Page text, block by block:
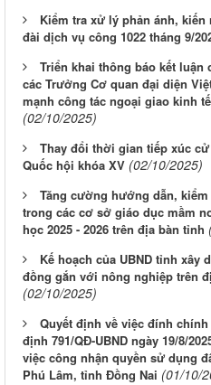
Kiểm tra xử lý phản ánh,
đài dịch vụ công 1022 tháng 9/
Triển khai thông báo kết
các Trưởng Cơ quan đại diện
mạnh công tác ngoại giao kinh
(02/10/2025)
Thay đổi thời gian tiếp xúc
Quốc hội khóa XV (02/10/2025)
Tăng cường hướng dẫn,
trong các cơ sở giáo dục mầm
học 2025 - 2026 trên địa bàn tỉnh
Kế hoạch của UBND tỉnh
đồng gắn với nông nghiệp trên
(02/10/2025)
Quyết định về việc đính
định 791/QĐ-UBND ngày 19/8/
việc công nhận quyền sử dụng
Phú Lâm, tỉnh Đồng Nai (01/10/